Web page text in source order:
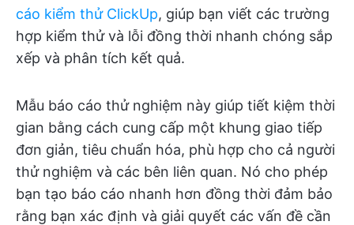
cáo kiểm thử ClickUp, giúp bạn viết các trường
hợp kiểm thử và lỗi đồng thời nhanh chóng sắp
xếp và phân tích kết quả.
Mẫu báo cáo thử nghiệm này giúp tiết kiệm thời
gian bằng cách cung cấp một khung giao tiếp
đơn giản, tiêu chuẩn hóa, phù hợp cho cả người
thử nghiệm và các bên liên quan. Nó cho phép
bạn tạo báo cáo nhanh hơn đồng thời đảm bảo
rằng bạn xác định và giải quyết các vấn đề cần